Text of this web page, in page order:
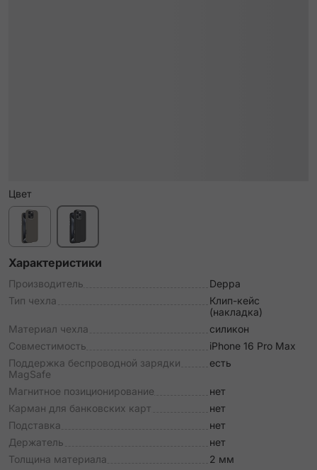
Цвет
Характеристики
Производитель
Deppa
Тип чехла
Клип-кейс
(накладка)
Материал чехла
силикон
Совместимость
iPhone 16 Pro Max
Поддержка беспроводной зарядки
MagSafe
есть
Магнитное позиционирование
нет
Карман для банковских карт
нет
Подставка
нет
Держатель
нет
Толщина материала
2 мм